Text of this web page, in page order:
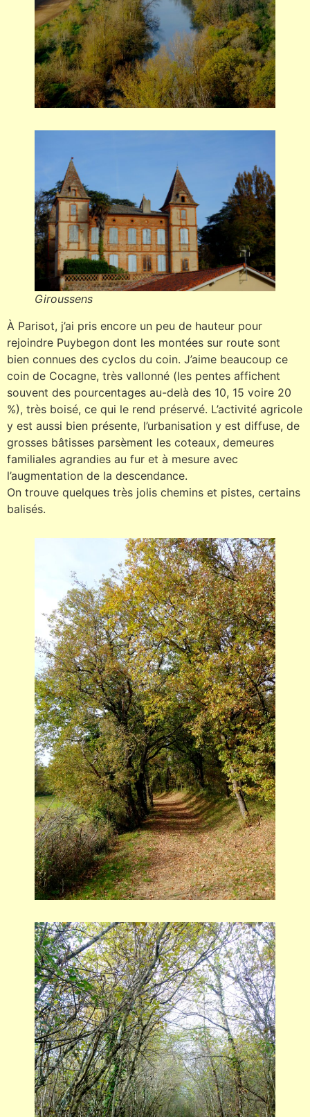
Giroussens
À Parisot, j’ai pris encore un peu de hauteur pour
rejoindre Puybegon dont les montées sur route sont
bien connues des cyclos du coin. J’aime beaucoup ce
coin de Cocagne, très vallonné (les pentes affichent
souvent des pourcentages au-delà des 10, 15 voire 20
%), très boisé, ce qui le rend préservé. L’activité agricole
y est aussi bien présente, l’urbanisation y est diffuse, de
grosses bâtisses parsèment les coteaux, demeures
familiales agrandies au fur et à mesure avec
l’augmentation de la descendance.
On trouve quelques très jolis chemins et pistes, certains
balisés.